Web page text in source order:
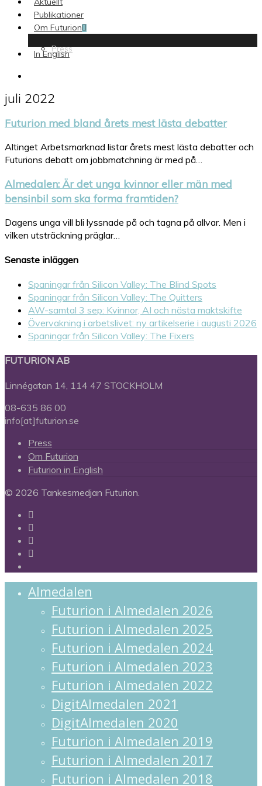
Publikationer
Om Futurion
Press
In English
juli 2022
Futurion med bland årets mest lästa debatter
Altinget Arbetsmarknad listar årets mest lästa debatter och
Futurions debatt om jobbmatchning är med på…
Almedalen: Är det unga kvinnor eller män med
bensinbil som ska forma framtiden?
Dagens unga vill bli lyssnade på och tagna på allvar. Men i
vilken utsträckning präglar…
Senaste inläggen
Spaningar från Silicon Valley: The Blind Spots
Spaningar från Silicon Valley: The Quitters
AW-samtal 3 sep: Kvinnor, AI och nästa maktskifte
Övervakning i arbetslivet: ny artikelserie i augusti 2026
Spaningar från Silicon Valley: The Fixers
FUTURION AB
Linnégatan 14, 114 47 STOCKHOLM
08-635 86 00
info[at]futurion.se
Press
Om Futurion
Futurion in English
© 2026 Tankesmedjan Futurion.
twitter
facebook
linkedin
instagram
Almedalen
Futurion i Almedalen 2026
Futurion i Almedalen 2025
Futurion i Almedalen 2024
Futurion i Almedalen 2023
Futurion i Almedalen 2022
DigitAlmedalen 2021
DigitAlmedalen 2020
Futurion i Almedalen 2019
Futurion i Almedalen 2017
Futurion i Almedalen 2018